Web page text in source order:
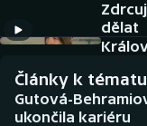
Baseball a softbal
Biatlon
Aplikace ČT sport
dělat
Články k tématu
Gutová-
ukončila kariéru